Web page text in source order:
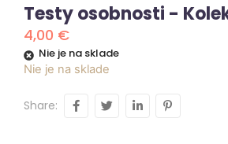
Testy osobnosti -
4,00 €
Nie je na sklade
Nie je na sklade
Share: